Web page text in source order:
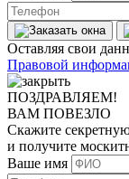
Оставляя свои
Правовой
ПОЗДРАВЛЯЕМ!
ВАМ ПОВЕЗЛО
Скажите
и получите
Ваше имя